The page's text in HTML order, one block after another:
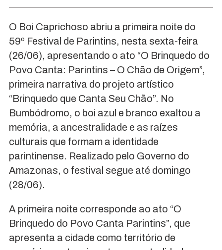
O Boi Caprichoso abriu a primeira noite do
59º Festival de Parintins, nesta sexta-feira
(26/06), apresentando o ato “O Brinquedo do
Povo Canta: Parintins – O Chão de Origem”,
primeira narrativa do projeto artístico
“Brinquedo que Canta Seu Chão”. No
Bumbódromo, o boi azul e branco exaltou a
memória, a ancestralidade e as raízes
culturais que formam a identidade
parintinense. Realizado pelo Governo do
Amazonas, o festival segue até domingo
(28/06).
A primeira noite corresponde ao ato “O
Brinquedo do Povo Canta Parintins”, que
apresenta a cidade como território de